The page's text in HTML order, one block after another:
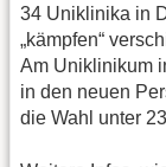
34 Uniklinika in
„kämpfen“
Am Uniklinikum
in den neuen
die Wahl unter